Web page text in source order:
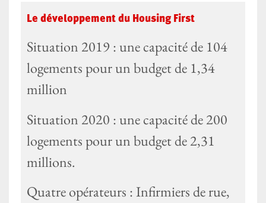
Le développement du Housing First
Situation 2019 : une capacité de 104
logements pour un budget de 1,34
million
Situation 2020 : une capacité de 200
logements pour un budget de 2,31
millions.
Quatre opérateurs : Infirmiers de rue,